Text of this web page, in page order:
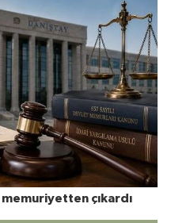
çıkardı